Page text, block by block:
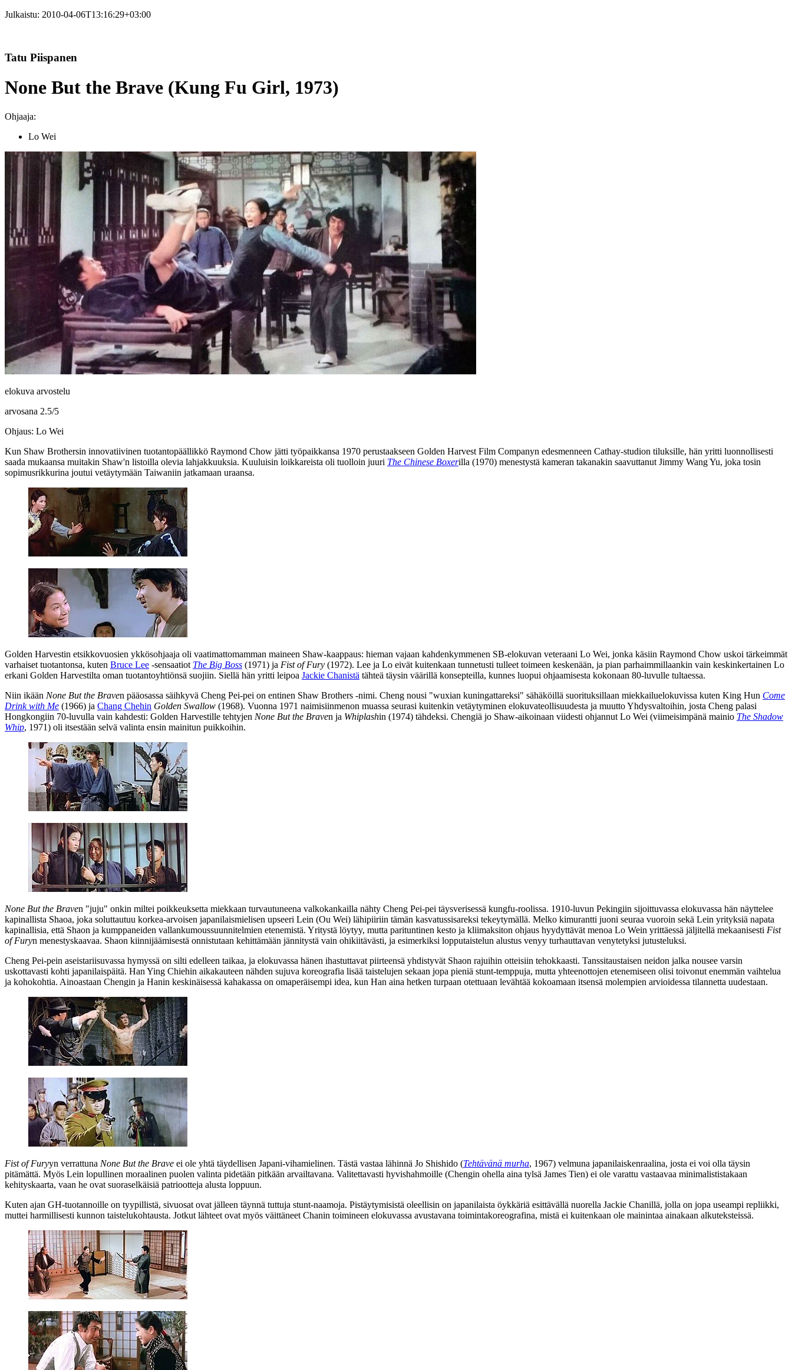
Julkaistu: 2010-04-06T13:16:29+03:00
Tatu Piispanen
None But the Brave (Kung Fu Girl, 1973)
Ohjaaja:
Lo Wei
elokuva arvostelu
arvosana 2.5/5
Ohjaus: Lo Wei
Kun Shaw Brothersin innovatiivinen tuotantopäällikkö Raymond Chow jätti työpaikkansa 1970 perustaakseen Golden Harvest Film Companyn edesmenneen Cathay-studion tiluksille, hän yritti luonnollisesti
saada mukaansa muitakin Shaw'n listoilla olevia lahjakkuuksia. Kuuluisin loikkareista oli tuolloin juuri The Chinese Boxerilla (1970) menestystä kameran takanakin saavuttanut Jimmy Wang Yu, joka tosin
sopimusrikkurina joutui vetäytymään Taiwaniin jatkamaan uraansa.
Golden Harvestin etsikkovuosien ykkösohjaaja oli vaatimattomamman maineen Shaw-kaappaus: hieman vajaan kahdenkymmenen SB‑elokuvan veteraani Lo Wei, jonka käsiin Raymond Chow uskoi tärkeimmät
varhaiset tuotantonsa, kuten Bruce Lee ‑sensaatiot The Big Boss (1971) ja Fist of Fury (1972). Lee ja Lo eivät kuitenkaan tunnetusti tulleet toimeen keskenään, ja pian parhaimmillaankin vain keskinkertainen Lo
erkani Golden Harvestilta oman tuotantoyhtiönsä suojiin. Siellä hän yritti leipoa Jackie Chanistä tähteä täysin väärillä konsepteilla, kunnes luopui ohjaamisesta kokonaan 80‑luvulle tultaessa.
Niin ikään None But the Braven pääosassa säihkyvä Cheng Pei‑pei on entinen Shaw Brothers ‑nimi. Cheng nousi "wuxian kuningattareksi" sähäköillä suorituksillaan miekkailuelokuvissa kuten King Hun Come
Drink with Me (1966) ja Chang Chehin Golden Swallow (1968). Vuonna 1971 naimisiinmenon muassa seurasi kuitenkin vetäytyminen elokuvateollisuudesta ja muutto Yhdysvaltoihin, josta Cheng palasi
Hongkongiin 70‑luvulla vain kahdesti: Golden Harvestille tehtyjen None But the Braven ja Whiplashin (1974) tähdeksi. Chengiä jo Shaw-aikoinaan viidesti ohjannut Lo Wei (viimeisimpänä mainio The Shadow
Whip, 1971) oli itsestään selvä valinta ensin mainitun puikkoihin.
None But the Braven "juju" onkin miltei poikkeuksetta miekkaan turvautuneena valkokankailla nähty Cheng Pei‑pei täysverisessä kungfu-roolissa. 1910‑luvun Pekingiin sijoittuvassa elokuvassa hän näyttelee
kapinallista Shaoa, joka soluttautuu korkea-arvoisen japanilaismielisen upseeri Lein (Ou Wei) lähipiiriin tämän kasvatussisareksi tekeytymällä. Melko kimurantti juoni seuraa vuoroin sekä Lein yrityksiä napata
kapinallisia, että Shaon ja kumppaneiden vallankumoussuunnitelmien etenemistä. Yritystä löytyy, mutta parituntinen kesto ja kliimaksiton ohjaus hyydyttävät menoa Lo Wein yrittäessä jäljitellä mekaanisesti Fist
of Furyn menestyskaavaa. Shaon kiinnijäämisestä onnistutaan kehittämään jännitystä vain ohikiitävästi, ja esimerkiksi lopputaistelun alustus venyy turhauttavan venytetyksi jutusteluksi.
Cheng Pei‑pein aseistariisuvassa hymyssä on silti edelleen taikaa, ja elokuvassa hänen ihastuttavat piirteensä yhdistyvät Shaon rajuihin otteisiin tehokkaasti. Tanssitaustaisen neidon jalka nousee varsin
uskottavasti kohti japanilaispäitä. Han Ying Chiehin aikakauteen nähden sujuva koreografia lisää taistelujen sekaan jopa pieniä stunt-temppuja, mutta yhteenottojen etenemiseen olisi toivonut enemmän vaihtelua
ja kohokohtia. Ainoastaan Chengin ja Hanin keskinäisessä kahakassa on omaperäisempi idea, kun Han aina hetken turpaan otettuaan levähtää kokoamaan itsensä molempien arvioidessa tilannetta uudestaan.
Fist of Furyyn verrattuna None But the Brave ei ole yhtä täydellisen Japani-vihamielinen. Tästä vastaa lähinnä Jo Shishido (Tehtävänä murha, 1967) velmuna japanilaiskenraalina, josta ei voi olla täysin
pitämättä. Myös Lein lopullinen moraalinen puolen valinta pidetään pitkään arvailtavana. Valitettavasti hyvishahmoille (Chengin ohella aina tylsä James Tien) ei ole varattu vastaavaa minimalististakaan
kehityskaarta, vaan he ovat suoraselkäisiä patriootteja alusta loppuun.
Kuten ajan GH‑tuotannoille on tyypillistä, sivuosat ovat jälleen täynnä tuttuja stunt-naamoja. Pistäytymisistä oleellisin on japanilaista öykkäriä esittävällä nuorella Jackie Chanillä, jolla on jopa useampi repliikki,
muttei harmillisesti kunnon taistelukohtausta. Jotkut lähteet ovat myös väittäneet Chanin toimineen elokuvassa avustavana toimintakoreografina, mistä ei kuitenkaan ole mainintaa ainakaan alkuteksteissä.